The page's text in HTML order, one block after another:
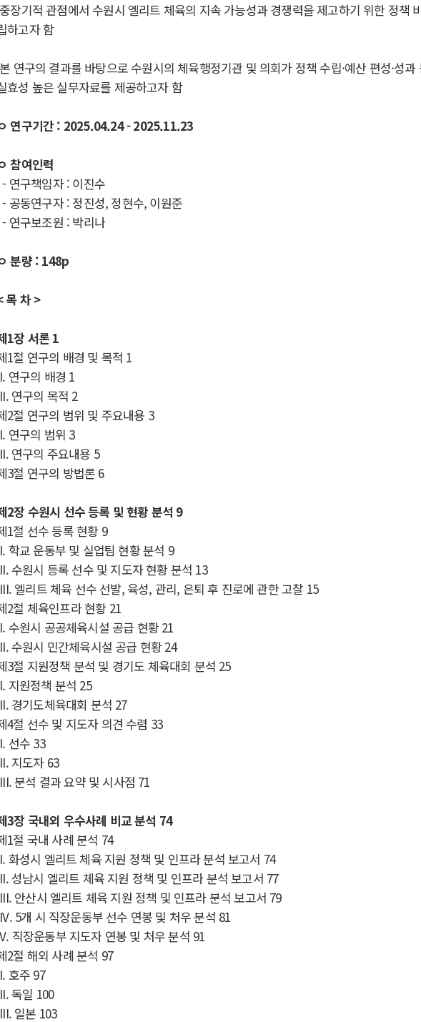
중장기적 관점에서 수원시 엘리트 체육의 지속 가능성과 경쟁력을 제고하기 위한 정책
하고자 함
본 연구의 결과를 바탕으로 수원시의 체육행정기관 및 의회가 정책 수립·예산 편성·성과
효성 높은 실무자료를 제공하고자 함
연구기간 : 2025.04.24 - 2025.11.23
참여인력
- 연구책임자 : 이진수
- 공동연구자 : 정진성, 정현수, 이원준
- 연구보조원 : 박리나
분량 : 148p
목 차 >
1장 서론1
1절 연구의 배경 및 목적 1
I. 연구의 배경 1
II. 연구의 목적 2
2절 연구의 범위 및 주요내용 3
I. 연구의 범위 3
II. 연구의 주요내용 5
3절 연구의 방법론 6
2장 수원시 선수 등록 및 현황 분석 9
1절 선수 등록 현황 9
I. 학교 운동부 및 실업팀 현황 분석 9
II.수원시 등록 선수 및 지도자 현황 분석 13
III. 엘리트 체육 선수 선발, 육성, 관리, 은퇴 후 진로에 관한 고찰 15
2절 체육인프라 현황 21
I. 수원시 공공체육시설 공급 현황21
II.수원시 민간체육시설 공급 현황24
3절 지원정책 분석 및 경기도 체육대회 분석 25
I. 지원정책 분석 25
II. 경기도체육대회 분석 27
4절 선수 및 지도자 의견 수렴 33
I. 선수 33
II. 지도자 63
III.분석 결과 요약 및 시사점 71
3장 국내외 우수사례 비교 분석 74
1절 국내 사례 분석 74
I. 화성시 엘리트 체육 지원 정책 및 인프라 분석 보고서 74
II.성남시 엘리트 체육 지원 정책 및 인프라 분석 보고서 77
III. 안산시 엘리트 체육 지원 정책 및 인프라 분석 보고서 79
IV. 5개 시 직장운동부 선수 연봉 및 처우 분석 81
V. 직장운동부 지도자 연봉 및 처우 분석 91
2절 해외 사례 분석 97
I. 호주 97
II.독일 100
III. 일본 103